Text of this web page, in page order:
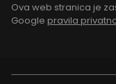
Ova web stranica je
Google pravila